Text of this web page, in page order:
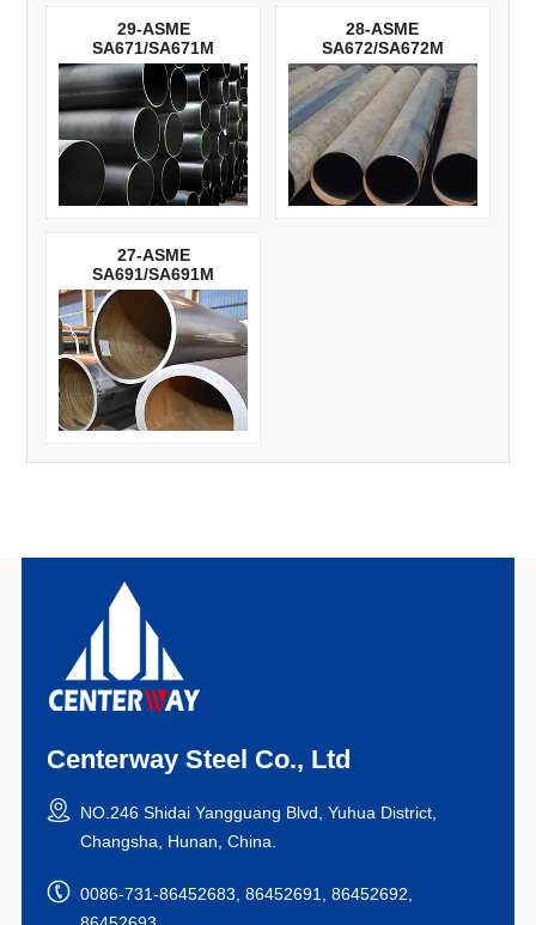
29-ASME
SA671/SA671M
28-ASME
SA672/SA672M
27-ASME
SA691/SA691M
Centerway Steel Co., Ltd
NO.246 Shidai Yangguang Blvd, Yuhua District,
Changsha, Hunan, China.
0086-731-86452683, 86452691, 86452692,